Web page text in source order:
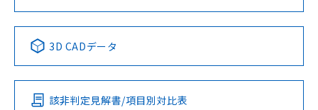
Pb Hg Cd Cr(VI)
O
No No No No
この製品の規格認証/適合状況ページへ
その他の認証はこちらのページからご検索ください
3D CADデータ
該非判定見解書/項目別対比表